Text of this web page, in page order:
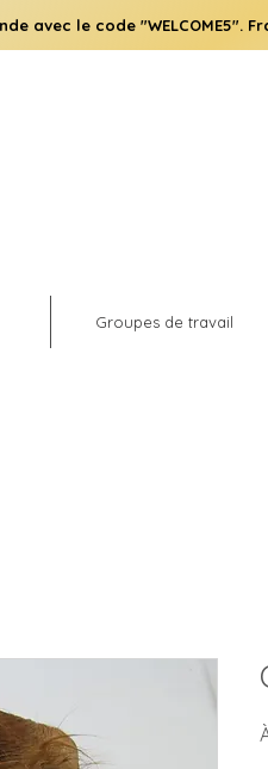
avec le code "WELCOME5".
Groupes de travail